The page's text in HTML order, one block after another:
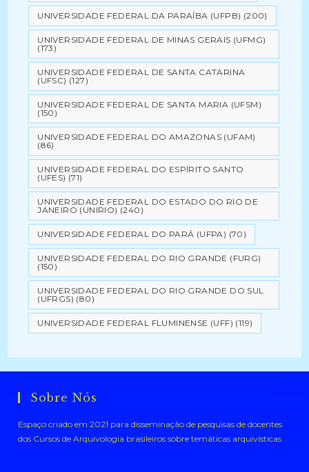
UNIVERSIDADE FEDERAL DA PARAÍBA (UFPB) (200)
UNIVERSIDADE FEDERAL DE MINAS GERAIS (UFMG)
(173)
UNIVERSIDADE FEDERAL DE SANTA CATARINA
(UFSC) (127)
UNIVERSIDADE FEDERAL DE SANTA MARIA (UFSM)
(150)
UNIVERSIDADE FEDERAL DO AMAZONAS (UFAM)
(86)
UNIVERSIDADE FEDERAL DO ESPÍRITO SANTO
(UFES) (71)
UNIVERSIDADE FEDERAL DO ESTADO DO RIO DE
JANEIRO (UNIRIO) (240)
UNIVERSIDADE FEDERAL DO PARÁ (UFPA) (70)
UNIVERSIDADE FEDERAL DO RIO GRANDE (FURG)
(150)
UNIVERSIDADE FEDERAL DO RIO GRANDE DO SUL
(UFRGS) (80)
UNIVERSIDADE FEDERAL FLUMINENSE (UFF) (119)
Sobre Nós
Espaço criado em 2021 para disseminação de pesquisas de docentes
dos Cursos de Arquivologia brasileiros sobre temáticas arquivísticas .